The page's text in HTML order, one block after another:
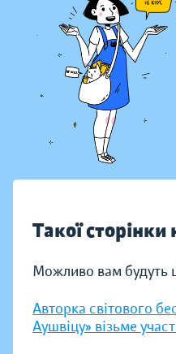
Такої сторінки
Можливо вам будуть
Авторка світового
Аушвіцу» візьме